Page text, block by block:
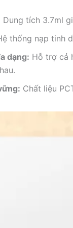
Dung tích 3.7ml
thống nạp tinh
dạng: Hỗ trợ cả
Chất liệu